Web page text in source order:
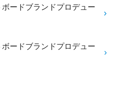
ードブランドプロデュー
ードブランドプロデュー